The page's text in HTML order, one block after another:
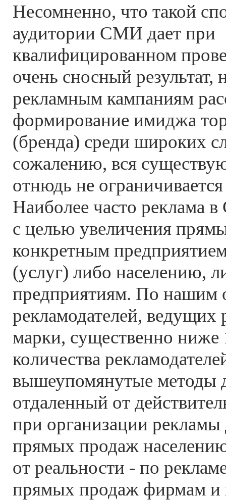
Несомненно, что такой
аудитории СМИ дает при
квалифицированном
очень сносный результат,
рекламным кампаниям
формирование имиджа
(бренда) среди широких
сожалению, вся
отнюдь не
Наиболее часто реклама
с целью увеличения
конкретным
(услуг) либо населению,
предприятиям. По нашим
рекламодателей, ведущих
марки, существенно ниже
количества
вышеупомянутые методы
отдаленный от
при организации рекламы
прямых продаж
от реальности - по
прямых продаж фирмам и